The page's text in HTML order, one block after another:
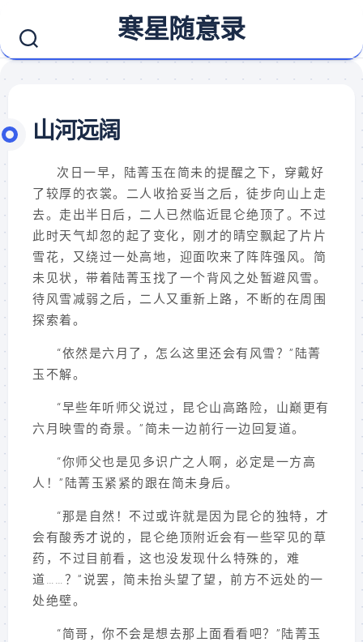
content
寒星随意录
山河远阔
次日一早，陆菁玉在简未的提醒之下，穿戴好
了较厚的衣裳。二人收拾妥当之后，徒步向山上走
去。走出半日后，二人已然临近昆仑绝顶了。不过
此时天气却忽的起了变化，刚才的晴空飘起了片片
雪花，又绕过一处高地，迎面吹来了阵阵强风。简
未见状，带着陆菁玉找了一个背风之处暂避风雪。
待风雪减弱之后，二人又重新上路，不断的在周围
探索着。
“依然是六月了，怎么这里还会有风雪？”陆菁
玉不解。
“早些年听师父说过，昆仑山高路险，山巅更有
六月映雪的奇景。”简未一边前行一边回复道。
“你师父也是见多识广之人啊，必定是一方高
人！”陆菁玉紧紧的跟在简未身后。
“那是自然！不过或许就是因为昆仑的独特，才
会有酸秀才说的，昆仑绝顶附近会有一些罕见的草
药，不过目前看，这也没发现什么特殊的，难
道……？”说罢，简未抬头望了望，前方不远处的一
处绝壁。
“简哥，你不会是想去那上面看看吧？”陆菁玉